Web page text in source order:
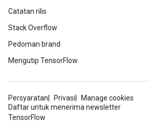
Catatan rilis
Stack Overflow
Pedoman brand
Mengutip TensorFlow
Persyaratan Privasi
Manage cookies
Daftar untuk menerima newsletter
TensorFlow